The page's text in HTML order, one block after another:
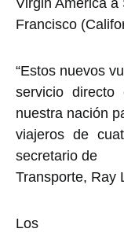
Virgin America a
Francisco
“Estos nuevos
servicio
nuestra nación
viajeros de
secretario de
Transporte, Ray
Los